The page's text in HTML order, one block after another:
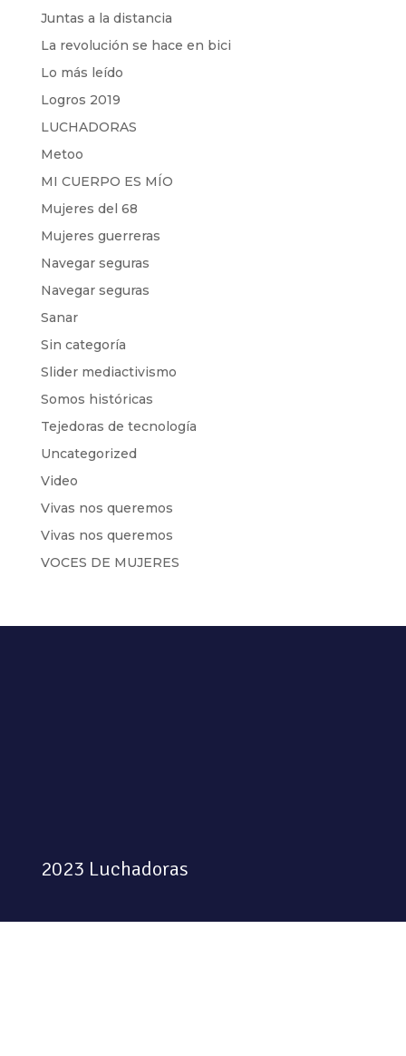
Juntas a la distancia
La revolución se hace en bici
Lo más leído
Logros 2019
LUCHADORAS
Metoo
MI CUERPO ES MÍO
Mujeres del 68
Mujeres guerreras
Navegar seguras
Navegar seguras
Sanar
Sin categoría
Slider mediactivismo
Somos históricas
Tejedoras de tecnología
Uncategorized
Video
Vivas nos queremos
Vivas nos queremos
VOCES DE MUJERES
2023 Luchadoras